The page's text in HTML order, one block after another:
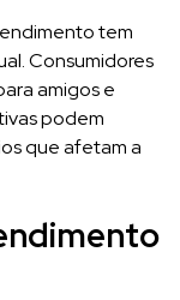
tem
Consumidores
amigos e
podem
que afetam a